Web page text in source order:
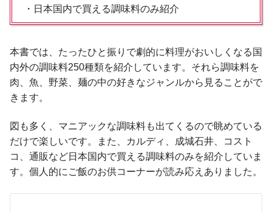
・日本国内で買える調味料のみ紹介
本書では、たったひと振りで劇的に料理がおいしくなる国
内外の調味料250種類を紹介しています。それら調味料を
肉、魚、野菜、麺の中の好きなジャンルから見ることがで
きます。
図も多く、マニアックな調味料も出てくるので眺めている
だけで楽しいです。また、カルディ、成城石井、コスト
コ、通販など日本国内で買える調味料のみを紹介していま
す。個人的にご飯のお供コーナーが読み応えありました。